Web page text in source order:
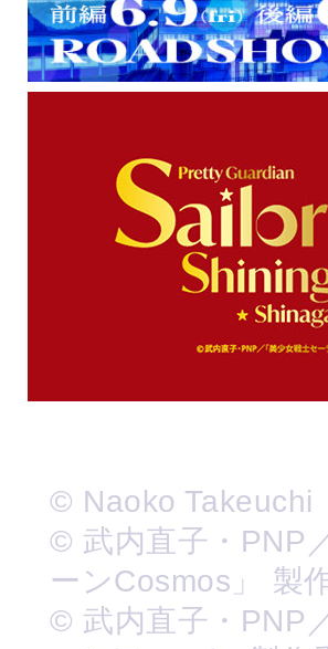
© Naoko Takeuchi
© 武内直子・PNP
ーンCosmos」 製
© 武内直子・PNP